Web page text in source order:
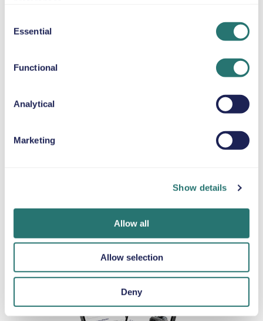
Selection
Essential
Functional
Analytical
Marketing
Show details
Allow all
Allow selection
Deny
CUSCINO RIALZATO
minuti sul sito web
dal tuo telefono
con la nostra app.
documenti
direttamente